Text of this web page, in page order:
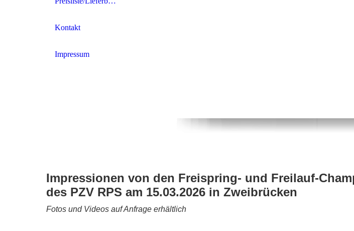
Kontakt
Impressum
Impressionen von den Freispring- und Freilauf-
des PZV RPS am 15.03.2026 in Zweibrücken
Fotos und Videos auf Anfrage erhältlich